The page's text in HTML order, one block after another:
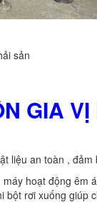
sản
GIA VỊ
liệu an toàn ,
hoạt động êm
rơi xuống giúp